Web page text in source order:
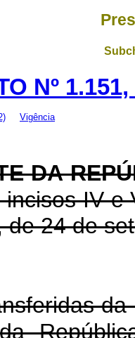
Nº
Vigência
DA
IV e
de 24 de